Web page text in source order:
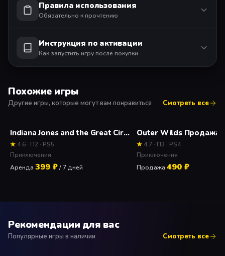
Правила использования
Обязательно к прочтению
Инструкция по активации
Как запустить игру после покупки
Похожие игры
Другие игры, которые могут вам понравиться Смотреть все
Indiana Jones and the Great Circle (Индиана Джонс) Прокат и аренда игры 7 дней
★ 4.6 · П2 · PS5
Приключения
Аренда 399 ₽/ 7 дней
Outer Wilds Продажа
★ 4.7 · П3 · PS4
Приключения
Продажа 490 ₽
Рекомендации для вас
Популярные игры в наличии Смотреть все